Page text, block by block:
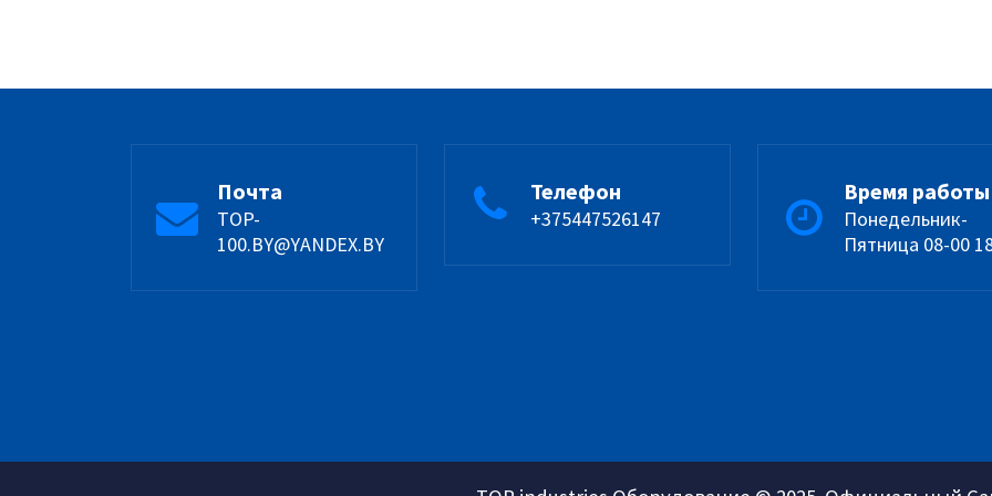
Почта
TOP-
100.BY@YANDEX.BY
Телефон
+375447526147
Время работы
Понедельник-
Пятница 08-00